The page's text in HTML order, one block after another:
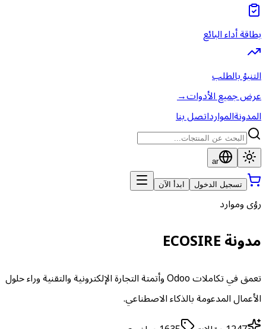
بطاقة أداء البائع
التنبؤ بالطلب
عرض جميع الأدوات→
المدونةالموارداتصل بنا
ar
تسجيل الدخول ابدأ الآن
رؤى وموارد
مدونة ECOSIRE
تعمق في تكاملات Odoo وأتمتة التجارة الإلكترونية والتقنية وراء حلول
الأعمال المدعومة بالذكاء الاصطناعي.